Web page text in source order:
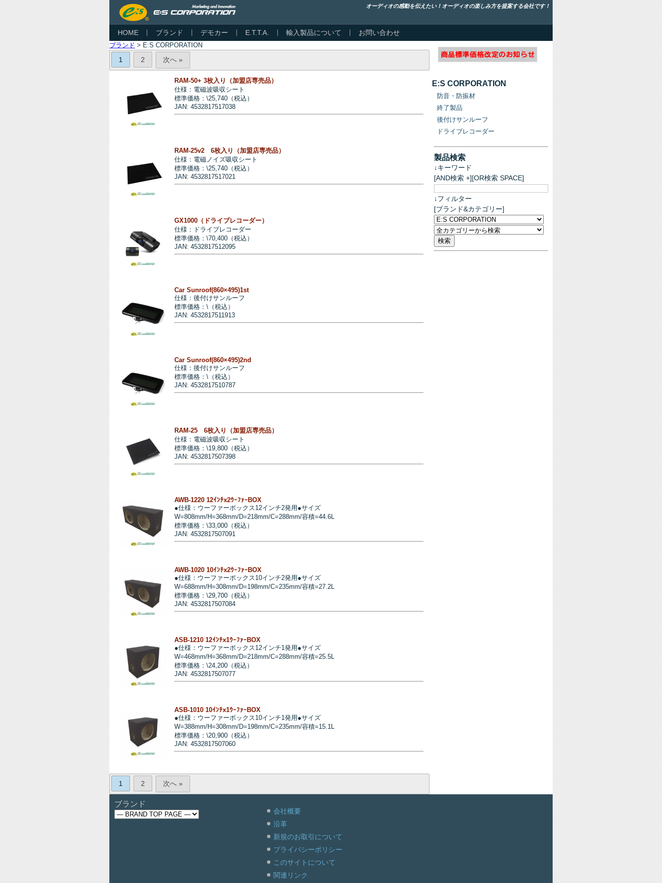
オーディオの感動を伝えたい！オーディオの楽しみ方を提案する会社です！
HOME ブランド デモカー E.T.T.A. 輸入製品について お問い合わせ
ブランド > E:S CORPORATION
1 2 次へ »
RAM-50+ 3枚入り（加盟店専売品）
仕様：電磁波吸収シート
標準価格：\25,740（税込）
JAN: 4532817517038
RAM-25v2 6枚入り（加盟店専売品）
仕様：電磁ノイズ吸収シート
標準価格：\25,740（税込）
JAN: 4532817517021
GX1000（ドライブレコーダー）
仕様：ドライブレコーダー
標準価格：\70,400（税込）
JAN: 4532817512095
Car Sunroof(860×495)1st
仕様：後付けサンルーフ
標準価格：\（税込）
JAN: 4532817511913
Car Sunroof(860×495)2nd
仕様：後付けサンルーフ
標準価格：\（税込）
JAN: 4532817510787
RAM-25 6枚入り（加盟店専売品）
仕様：電磁波吸収シート
標準価格：\19,800（税込）
JAN: 4532817507398
AWB-1220 12ｲﾝﾁx2ｳｰﾌｧｰBOX
●仕様：ウーファーボックス12インチ2発用●サイズ
W=808mm/H=368mm/D=218mm/C=288mm/容積=44.6L
標準価格：\33,000（税込）
JAN: 4532817507091
AWB-1020 10ｲﾝﾁx2ｳｰﾌｧｰBOX
●仕様：ウーファーボックス10インチ2発用●サイズ
W=688mm/H=308mm/D=198mm/C=235mm/容積=27.2L
標準価格：\29,700（税込）
JAN: 4532817507084
ASB-1210 12ｲﾝﾁx1ｳｰﾌｧｰBOX
●仕様：ウーファーボックス12インチ1発用●サイズ
W=468mm/H=368mm/D=218mm/C=288mm/容積=25.5L
標準価格：\24,200（税込）
JAN: 4532817507077
ASB-1010 10ｲﾝﾁx1ｳｰﾌｧｰBOX
●仕様：ウーファーボックス10インチ1発用●サイズ
W=388mm/H=308mm/D=198mm/C=235mm/容積=15.1L
標準価格：\20,900（税込）
JAN: 4532817507060
1 2 次へ »
E:S CORPORATION
防音・防振材
終了製品
後付けサンルーフ
ドライブレコーダー
製品検索
↓キーワード
[AND検索 +][OR検索 SPACE]
↓フィルター
[ブランド&カテゴリー]
ブランド
会社概要
沿革
新規のお取引について
プライバシーポリシー
このサイトについて
関連リンク